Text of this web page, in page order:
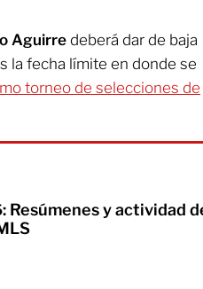
Aguirre deberá dar de baja
la fecha límite en donde se
torneo de selecciones de
Resúmenes y actividad